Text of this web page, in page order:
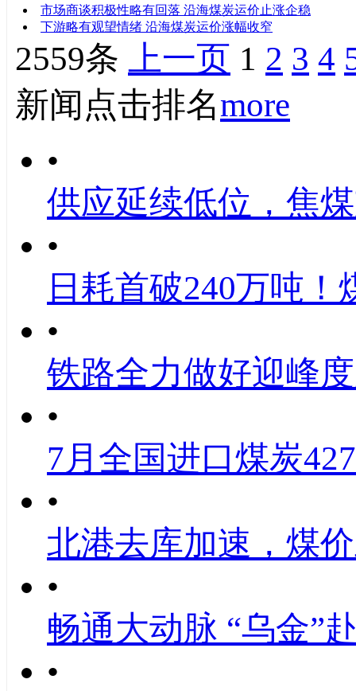
市场商谈积极性略有回落 沿海煤炭运价止涨企稳
下游略有观望情绪 沿海煤炭运价涨幅收窄
2559条 上一页 1 2 3 4
新闻点击排名more
•
供应延续低位，焦
•
日耗首破240万吨！
•
铁路全力做好迎峰
•
7月全国进口煤炭
•
北港去库加速，煤
•
畅通大动脉 “乌金”
•